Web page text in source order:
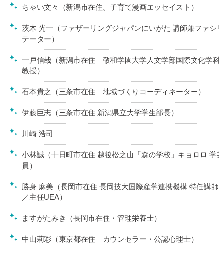
ちゃい文々（新潟市在住。子育て漫画エッセイスト）
茨木 光一（ファザーリングジャパンにいがた 講師兼ファシ
テーター）
一戸信哉（新潟市在住 敬和学園大学人文学部国際文化学
教授）
石本貴之（三条市在住 地域づくりコーディネーター）
伊藤巨志（三条市在住 新潟県立大学学生部長）
川崎 浩司
小林誠（十日町市在住 越後松之山「森の学校」キョロロ 学
員）
勝身 麻美（長岡市在住 長岡技大国際産学連携機構 特任講師
／主任UEA）
ますがたみき（長岡市在住・管理栄養士）
中山莉彩（東京都在住 カウンセラー・公認心理士）